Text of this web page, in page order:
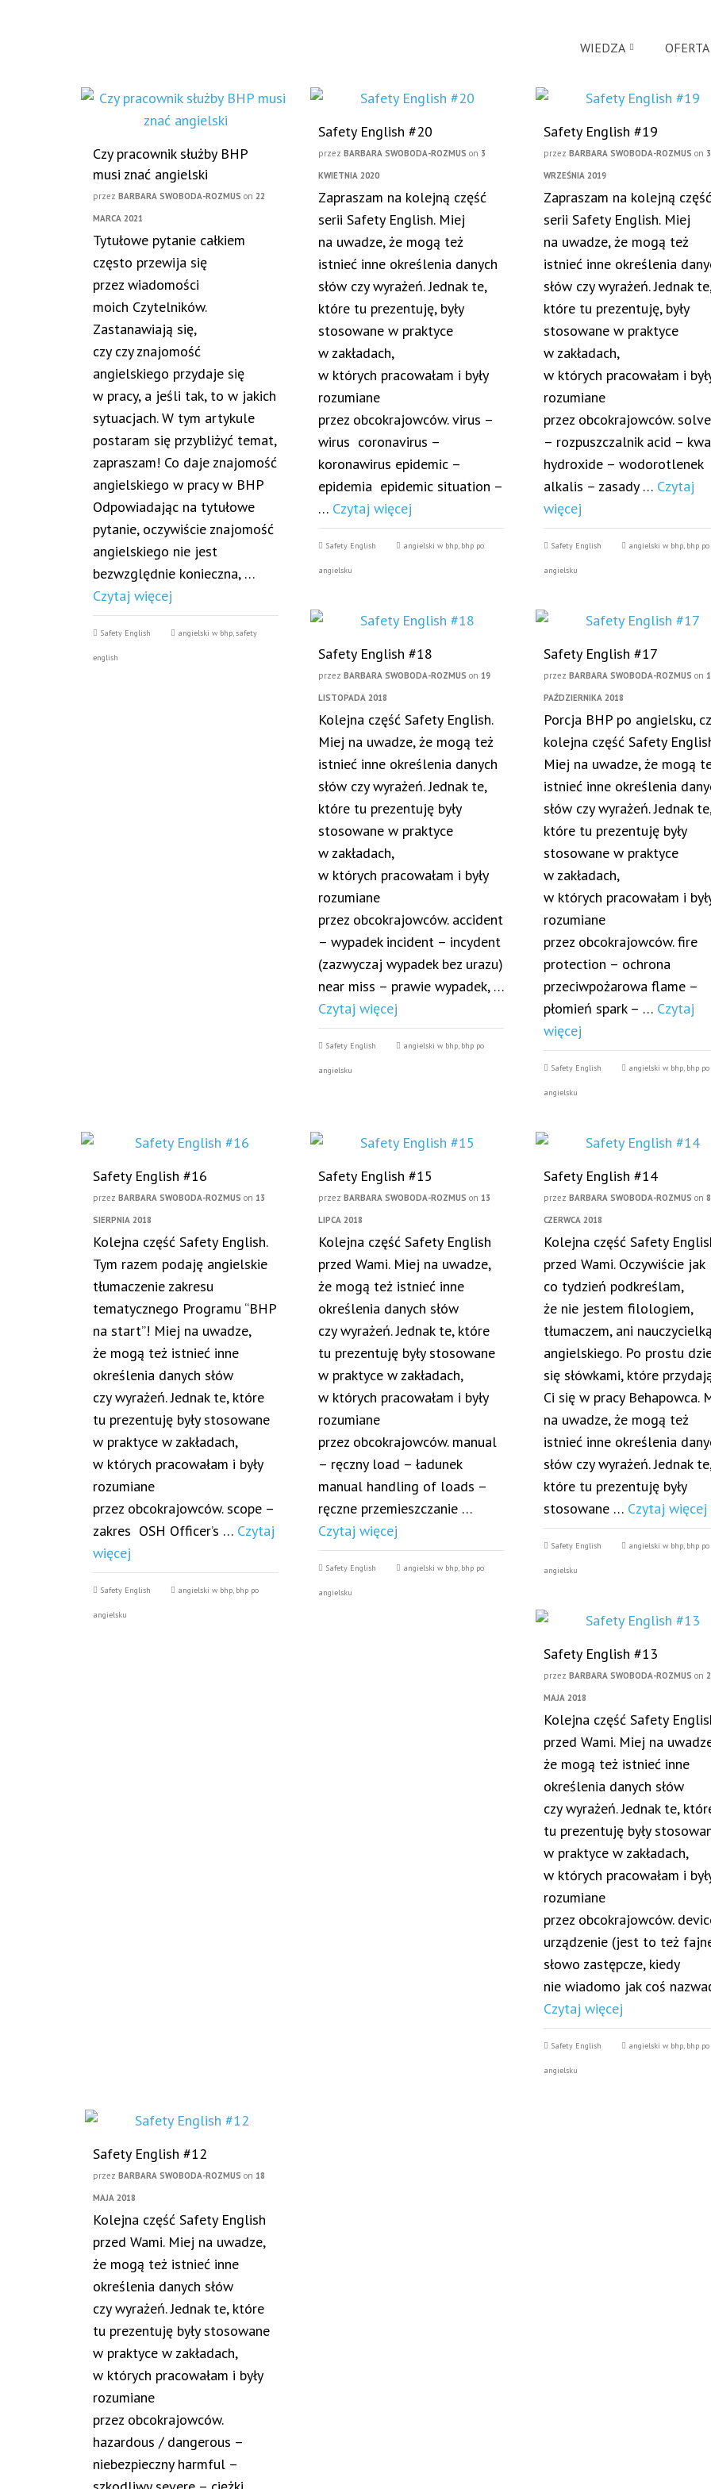
WIEDZA OFERTA
Czy pracownik służby BHP
musi znać angielski
przez BARBARA SWOBODA-ROZMUS on 22
MARCA 2021
Tytułowe pytanie całkiem
często przewija się
przez wiadomości
moich Czytelników.
Zastanawiają się,
czy czy znajomość
angielskiego przydaje się
w pracy, a jeśli tak, to w jakich
sytuacjach. W tym artykule
postaram się przybliżyć temat,
zapraszam! Co daje znajomość
angielskiego w pracy w BHP
Odpowiadając na tytułowe
pytanie, oczywiście znajomość
angielskiego nie jest
bezwzględnie konieczna, …
Czytaj więcej
Safety English angielski w bhp,safety
english
Safety English #20
przezBARBARA SWOBODA-ROZMUS on 3
KWIETNIA 2020
Zapraszam na kolejną część
serii Safety English. Miej
na uwadze, że mogą też
istnieć inne określenia danych
słów czy wyrażeń. Jednak te,
które tu prezentuję, były
stosowane w praktyce
w zakładach,
w których pracowałam i były
rozumiane
przez obcokrajowców. virus –
wirus coronavirus –
koronawirus epidemic –
epidemia epidemic situation –
… Czytaj więcej
Safety English angielski w bhp, bhp po
angielsku
Safety English #19
przezBARBARA SWOBODA-ROZMUS on 3
WRZEŚNIA 2019
Zapraszam na kolejną część
serii Safety English. Miej
na uwadze, że mogą też
istnieć inne określenia
słów czy wyrażeń. Jednak
które tu prezentuję, były
stosowane w praktyce
w zakładach,
w których pracowałam i
rozumiane
przez obcokrajowców.
– rozpuszczalnik acid –
hydroxide – wodorotlenek
alkalis – zasady … Czytaj
więcej
Safety English angielski w bhp, bhp po
angielsku
Safety English #18
przezBARBARA SWOBODA-ROZMUS on 19
LISTOPADA 2018
Kolejna część Safety English.
Miej na uwadze, że mogą też
istnieć inne określenia danych
słów czy wyrażeń. Jednak te,
które tu prezentuję były
stosowane w praktyce
w zakładach,
w których pracowałam i były
rozumiane
przez obcokrajowców. accident
– wypadek incident – incydent
(zazwyczaj wypadek bez urazu)
near miss – prawie wypadek, …
Czytaj więcej
Safety English angielski w bhp, bhp po
angielsku
Safety English #17
przezBARBARA SWOBODA-ROZMUS on 1
PAŹDZIERNIKA 2018
Porcja BHP po angielsku,
kolejna część Safety
Miej na uwadze, że mogą
istnieć inne określenia
słów czy wyrażeń. Jednak
które tu prezentuję były
stosowane w praktyce
w zakładach,
w których pracowałam i
rozumiane
przez obcokrajowców. fire
protection – ochrona
przeciwpożarowa flame –
płomień spark – … Czytaj
więcej
Safety English angielski w bhp, bhp po
angielsku
Safety English #16
przez BARBARA SWOBODA-ROZMUS on 13
SIERPNIA 2018
Kolejna część Safety English.
Tym razem podaję angielskie
tłumaczenie zakresu
tematycznego Programu “BHP
na start”! Miej na uwadze,
że mogą też istnieć inne
określenia danych słów
czy wyrażeń. Jednak te, które
tu prezentuję były stosowane
w praktyce w zakładach,
w których pracowałam i były
rozumiane
przez obcokrajowców. scope –
zakres OSH Officer’s … Czytaj
więcej
Safety English angielski w bhp, bhp po
angielsku
Safety English #15
przezBARBARA SWOBODA-ROZMUS on 13
LIPCA 2018
Kolejna część Safety English
przed Wami. Miej na uwadze,
że mogą też istnieć inne
określenia danych słów
czy wyrażeń. Jednak te, które
tu prezentuję były stosowane
w praktyce w zakładach,
w których pracowałam i były
rozumiane
przez obcokrajowców. manual
– ręczny load – ładunek
manual handling of loads –
ręczne przemieszczanie …
Czytaj więcej
Safety English angielski w bhp, bhp po
angielsku
Safety English #14
przezBARBARA SWOBODA-ROZMUS on8
CZERWCA 2018
Kolejna część Safety
przed Wami. Oczywiście jak
co tydzień podkreślam,
że nie jestem filologiem,
tłumaczem, ani nauczycielką
angielskiego. Po prostu
się słówkami, które
Ci się w pracy Behapowca.
na uwadze, że mogą też
istnieć inne określenia
słów czy wyrażeń. Jednak
które tu prezentuję były
stosowane … Czytaj więcej
Safety English angielski w bhp, bhp po
angielsku
Safety English #13
przezBARBARA SWOBODA-ROZMUS on
MAJA 2018
Kolejna część Safety
przed Wami. Miej na
że mogą też istnieć inne
określenia danych słów
czy wyrażeń. Jednak te,
tu prezentuję były
w praktyce w zakładach,
w których pracowałam i
rozumiane
przez obcokrajowców.
urządzenie (jest to też
słowo zastępcze, kiedy
nie wiadomo jak coś
Czytaj więcej
Safety English angielski w bhp, bhp po
angielsku
Safety English #12
przez BARBARA SWOBODA-ROZMUS on 18
MAJA 2018
Kolejna część Safety English
przed Wami. Miej na uwadze,
że mogą też istnieć inne
określenia danych słów
czy wyrażeń. Jednak te, które
tu prezentuję były stosowane
w praktyce w zakładach,
w których pracowałam i były
rozumiane
przez obcokrajowców.
hazardous / dangerous –
niebezpieczny harmful –